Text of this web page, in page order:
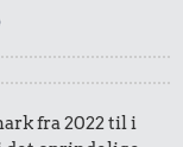
fra 2022 til i